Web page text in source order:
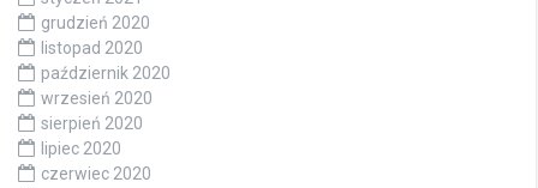
grudzień 2020
listopad 2020
październik 2020
wrzesień 2020
sierpień 2020
lipiec 2020
czerwiec 2020